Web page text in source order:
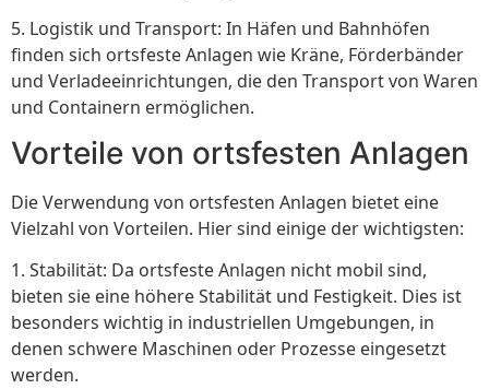
5. Logistik und Transport: In Häfen und Bahnhöfen
finden sich ortsfeste Anlagen wie Kräne, Förderbänder
und Verladeeinrichtungen, die den Transport von Waren
und Containern ermöglichen.
Vorteile von ortsfesten Anlagen
Die Verwendung von ortsfesten Anlagen bietet eine
Vielzahl von Vorteilen. Hier sind einige der wichtigsten:
1. Stabilität: Da ortsfeste Anlagen nicht mobil sind,
bieten sie eine höhere Stabilität und Festigkeit. Dies ist
besonders wichtig in industriellen Umgebungen, in
denen schwere Maschinen oder Prozesse eingesetzt
werden.